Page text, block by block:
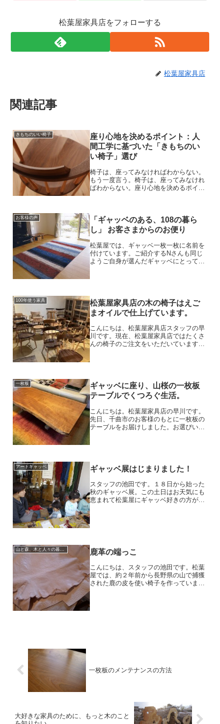
松葉屋家具店をフォローする
松葉屋家具店
関連記事
きもちのいい椅子
座り心地を決めるポイント：人
間工学に基づいた「きもちのい
い椅子」選び
椅子は、座ってみなければわからない。
もう一度言う。椅子は、座ってみなけれ
ばわからない。座り心地を決めるポイン
りながら、質感に何とも言...
お客様の声
「ギャッベのある、108の暮ら
し」 お客さまからのお便り
松葉屋では、ギャッベ一枚一枚に名前を
付けています。ご紹介するNさんも同じ
ようご自身が選んだギャッベにとっても
100年使う家具
松葉屋家具店の木の椅子はえご
まオイルで仕上げています。
こんにちは、松葉屋家具店スタッフの早
川です。現在、松葉屋家具店ではたくさ
んの椅子のご注文をいただいています。
一枚板
ギャッベに座り、山桜の一枚板
テーブルでくつろぐ生活。
こんにちは。松葉屋家具店の早川です。
先日、千曲市のお客様のもとに一枚板の
テーブルをお届けしました。お選びいた
アートギャッベ ギャッベ展はじまりました！
スタッフの池田です。１８日から始った
秋のギャッベ展。この土日はお天気にも
恵まれて松葉屋にギャッベ好きの方がた
山と森、木と人々の暮らしを一本の糸でつなげたい 鹿革の端っこ
こんにちは、スタッフの池田です。松葉
屋では、約２年前から長野県の山で捕獲
された鹿の皮を使い椅子を作っていま
一枚板のメンテナンスの方法
大好きな家具のために、もっと木のこと